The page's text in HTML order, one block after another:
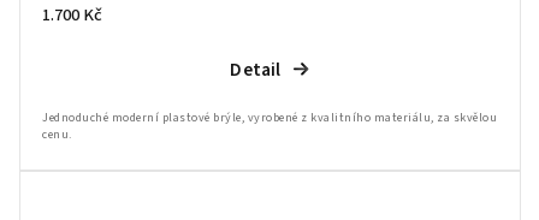
1.700 Kč
Detail
Jednoduché moderní plastové brýle, vyrobené z kvalitního materiálu, za skvělou